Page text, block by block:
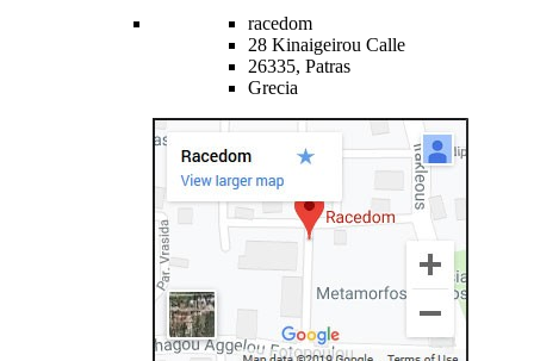
racedom
28 Kinaigeirou Calle
26335, Patras
Grecia